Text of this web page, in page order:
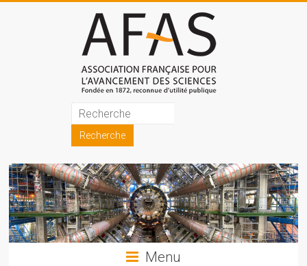
Association
française
pour
l'avancement
des
sciences
Menu